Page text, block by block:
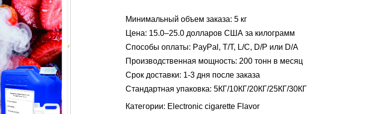
Минимальный объем заказа: 5 кг
Цена: 15.0–25.0 долларов США за килограмм
Способы оплаты: PayPal, T/T, L/C, D/P или D/A
Производственная мощность: 200 тонн в месяц
Срок доставки: 1-3 дня после заказа
Стандартная упаковка: 5КГ/10КГ/20КГ/25КГ/30КГ
Категории: Electronic cigarette Flavor